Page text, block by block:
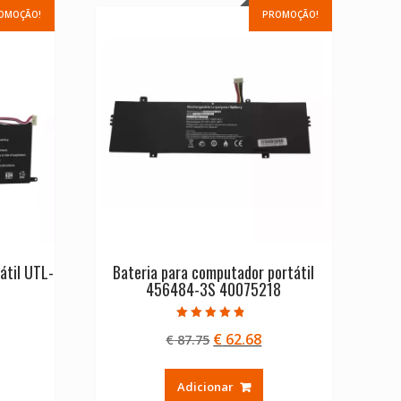
UTL-
PROMOÇÃO!
Bateria para computador portátil
456484-3S 40075218
4.50
de 5
€87.75 O
original
€ 62.68O
Adicionar